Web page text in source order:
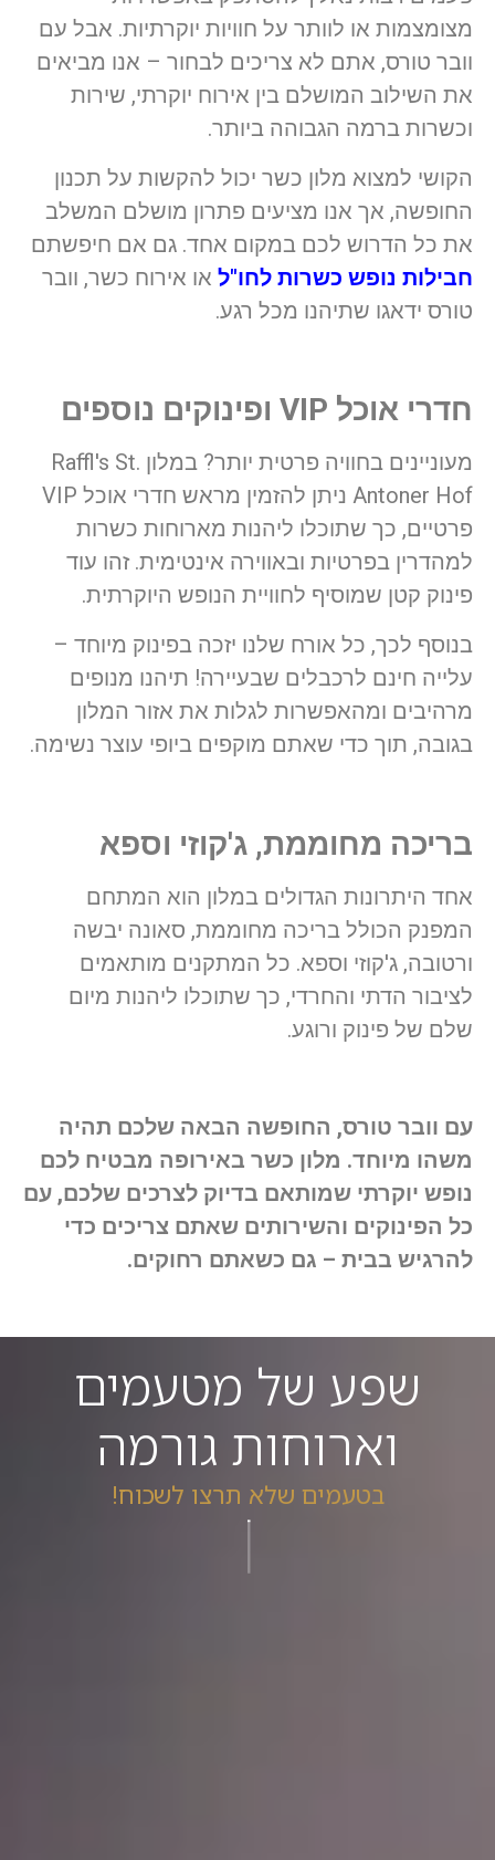
מצומצמות או לוותר על חוויות יוקרתיות. אבל עם
וובר טורס, אתם לא צריכים לבחור – אנו מביאים
את השילוב המושלם בין אירוח יוקרתי, שירות
וכשרות ברמה הגבוהה ביותר.
הקושי למצוא מלון כשר יכול להקשות על תכנון
החופשה, אך אנו מציעים פתרון מושלם המשלב
את כל הדרוש לכם במקום אחד. גם אם חיפשתם
חבילות נופש כשרות לחו"ל או אירוח כשר, וובר
טורס ידאגו שתיהנו מכל רגע.
חדרי אוכל VIP ופינוקים נוספים
מעוניינים בחוויה פרטית יותר? במלון Raffl's St.
Antoner Hof ניתן להזמין מראש חדרי אוכל VIP
פרטיים, כך שתוכלו ליהנות מארוחות כשרות
למהדרין בפרטיות ובאווירה אינטימית. זהו עוד
פינוק קטן שמוסיף לחוויית הנופש היוקרתית.
בנוסף לכך, כל אורח שלנו יזכה בפינוק מיוחד –
עלייה חינם לרכבלים שבעיירה! תיהנו מנופים
מרהיבים ומהאפשרות לגלות את אזור המלון
בגובה, תוך כדי שאתם מוקפים ביופי עוצר נשימה.
בריכה מחוממת, ג'קוזי וספא
אחד היתרונות הגדולים במלון הוא המתחם
המפנק הכולל בריכה מחוממת, סאונה יבשה
ורטובה, ג'קוזי וספא. כל המתקנים מותאמים
לציבור הדתי והחרדי, כך שתוכלו ליהנות מיום
שלם של פינוק ורוגע.
עם וובר טורס, החופשה הבאה שלכם תהיה
משהו מיוחד. מלון כשר באירופה מבטיח לכם
נופש יוקרתי שמותאם בדיוק לצרכים שלכם, עם
כל הפינוקים והשירותים שאתם צריכים כדי
להרגיש בבית – גם כשאתם רחוקים.
שפע של מטעמים
וארוחות גורמה
בטעמים שלא תרצו לשכוח!